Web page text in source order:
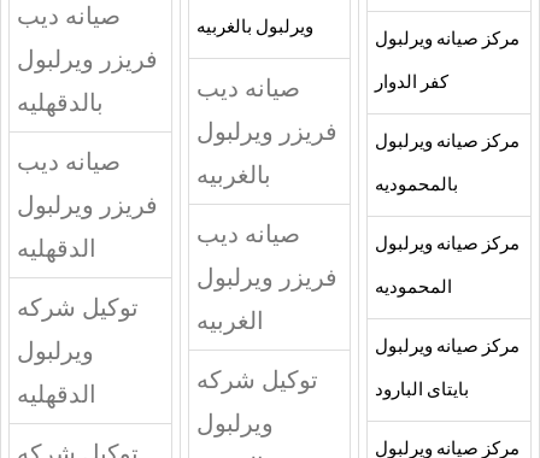
مركز صيانه ويرلبول
كفر الدوار
مركز صيانه ويرلبول
بالمحموديه
مركز صيانه ويرلبول
المحموديه
مركز صيانه ويرلبول
بايتاى البارود
مركز صيانه ويرلبول
ويرلبول بالغربيه
صيانه ديب
فريزر ويرلبول
بالغربيه
صيانه ديب
فريزر ويرلبول
الغربيه
توكيل شركه
ويرلبول
صيانه ديب
فريزر ويرلبول
بالدقهليه
صيانه ديب
فريزر ويرلبول
الدقهليه
توكيل شركه
ويرلبول
الدقهليه